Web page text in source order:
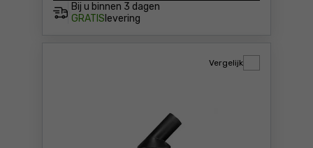
Bij u binnen 3 dagen
GRATIS levering
Vergelijk